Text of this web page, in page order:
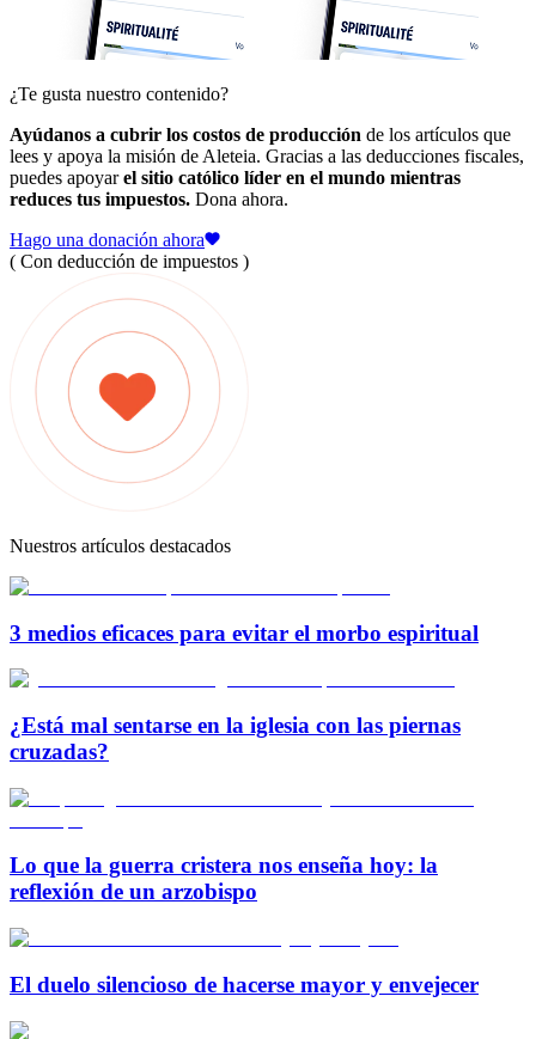
¿Te gusta nuestro contenido?
Ayúdanos a cubrir los costos de producción de los artículos que
lees y apoya la misión de Aleteia. Gracias a las deducciones fiscales,
puedes apoyarel sitio católico líder en el mundo mientras
reduces tus impuestos. Dona ahora.
Hago una donación ahora
( Con deducción de impuestos )
Nuestros artículos destacados
3 medios eficaces para evitar el morbo espiritual
¿Está mal sentarse en la iglesia con las piernas
cruzadas?
Lo que la guerra cristera nos enseña hoy: la
reflexión de un arzobispo
El duelo silencioso de hacerse mayor y envejecer